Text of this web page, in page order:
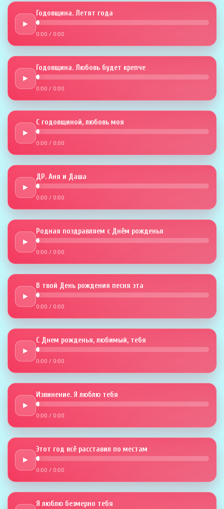
►
Годовщина. Летят года
0:00 / 0:00
►
Годовщина. Любовь будет крепче
0:00 / 0:00
►
С годовщиной, любовь моя
0:00 / 0:00
►
ДР. Аня и Даша
0:00 / 0:00
►
Родная поздравляем с Днём рожденья
0:00 / 0:00
►
В твой День рождения песня эта
0:00 / 0:00
►
С Днем рожденья, любимый, тебя
0:00 / 0:00
►
Извинение. Я люблю тебя
0:00 / 0:00
►
Этот год всё расставил по местам
0:00 / 0:00
Я люблю безмерно тебя